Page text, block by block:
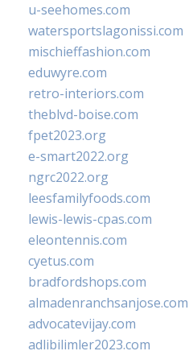
u-seehomes.com
watersportslagonissi.com
mischieffashion.com
eduwyre.com
retro-interiors.com
theblvd-boise.com
fpet2023.org
e-smart2022.org
ngrc2022.org
leesfamilyfoods.com
lewis-lewis-cpas.com
eleontennis.com
cyetus.com
bradfordshops.com
almadenranchsanjose.com
advocatevijay.com
adlibilimler2023.com